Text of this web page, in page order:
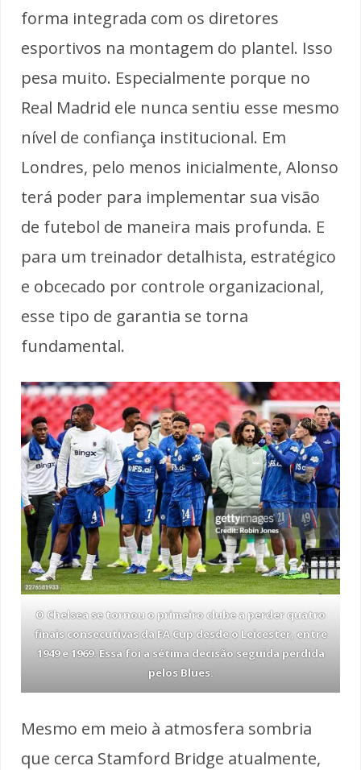
forma integrada com os diretores
esportivos na montagem do plantel. Isso
pesa muito. Especialmente porque no
Real Madrid ele nunca sentiu esse mesmo
nível de confiança institucional. Em
Londres, pelo menos inicialmente, Alonso
terá poder para implementar sua visão
de futebol de maneira mais profunda. E
para um treinador detalhista, estratégico
e obcecado por controle organizacional,
esse tipo de garantia se torna
fundamental.
O Chelsea se tornou o primeiro clube a perder quatro
finais consecutivas da FA Cup desde o Leicester, entre
1949 e 1969. Essa foi a sétima decisão seguida perdida
pelos Blues.
Mesmo em meio à atmosfera sombria
que cerca Stamford Bridge atualmente,